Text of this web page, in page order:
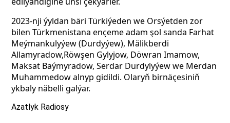
2023-nji ýyldan bäri Türkiýeden we Orsýetden zor
bilen Türkmenistana ençeme adam şol sanda Farhat
Meýmankulyýew (Durdyýew), Mälikberdi
Allamyradow,Röwşen Gylyjow, Döwran Imamow,
Maksat Baýmyradow, Serdar Durdylyýew we Merdan
Muhammedow alnyp gidildi. Olaryň birnäçesiniň
ykbaly näbelli galýar.
Azatlyk Radiosy